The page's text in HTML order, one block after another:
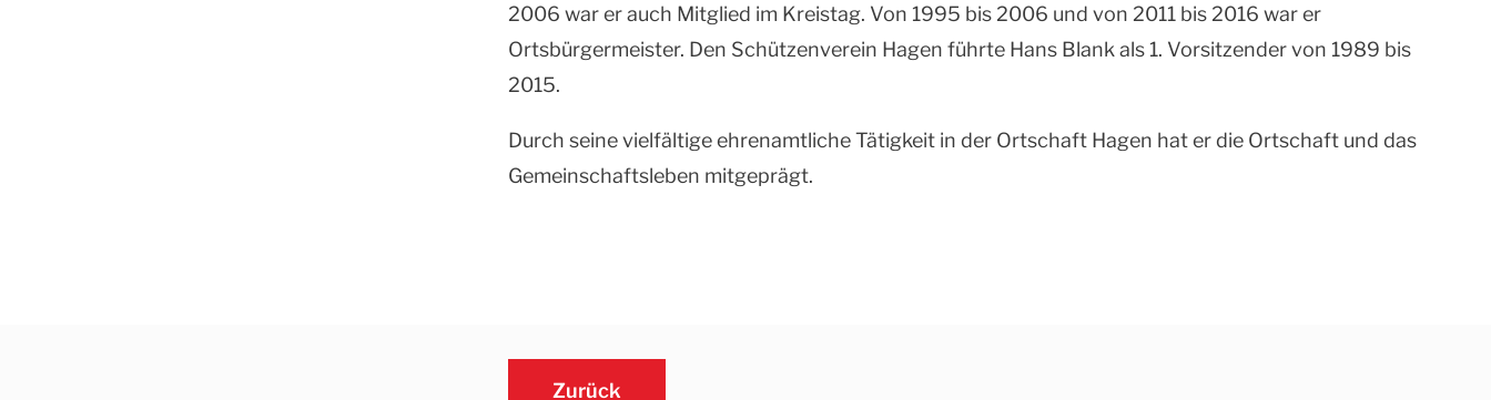
2006 war er auch Mitglied im Kreistag. Von 1995 bis 2006 und von 2011 bis 2016 war er
Ortsbürgermeister. Den Schützenverein Hagen führte Hans Blank als 1. Vorsitzender von 1989 bis
2015.
Durch seine vielfältige ehrenamtliche Tätigkeit in der Ortschaft Hagen hat er die Ortschaft und das
Gemeinschaftsleben mitgeprägt.
Zurück